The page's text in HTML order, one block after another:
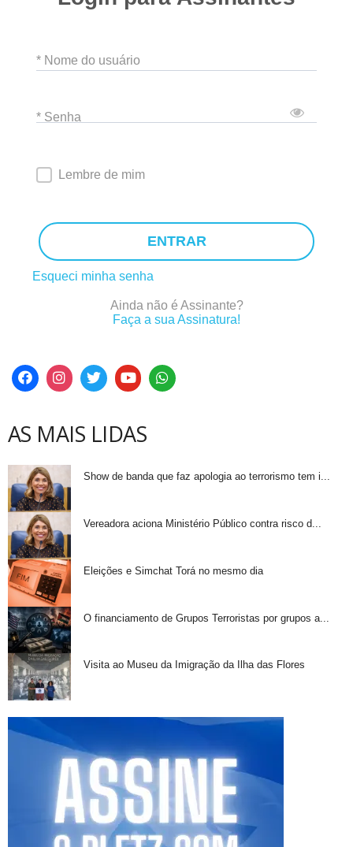
* Nome do usuário
* Senha
Lembre de mim
ENTRAR
Esqueci minha senha
Ainda não é Assinante?
Faça a sua Assinatura!
AS MAIS LIDAS
Show de banda que faz apologia ao terrorismo tem i...
Vereadora aciona Ministério Público contra risco d...
Eleições e Simchat Torá no mesmo dia
O financiamento de Grupos Terroristas por grupos a...
Visita ao Museu da Imigração da Ilha das Flores